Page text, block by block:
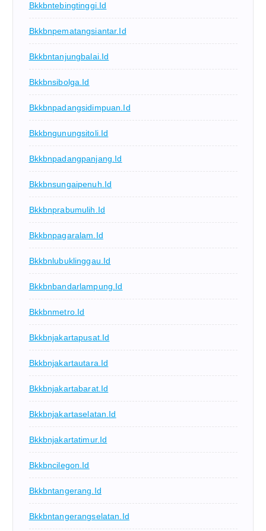
Bkkbntebingtinggi.id
Bkkbnpematangsiantar.id
Bkkbntanjungbalai.id
Bkkbnsibolga.id
Bkkbnpadangsidimpuan.id
Bkkbngunungsitoli.id
Bkkbnpadangpanjang.id
Bkkbnsungaipenuh.id
Bkkbnprabumulih.id
Bkkbnpagaralam.id
Bkkbnlubuklinggau.id
Bkkbnbandarlampung.id
Bkkbnmetro.id
Bkkbnjakartapusat.id
Bkkbnjakartautara.id
Bkkbnjakartabarat.id
Bkkbnjakartaselatan.id
Bkkbnjakartatimur.id
Bkkbncilegon.id
Bkkbntangerang.id
Bkkbntangerangselatan.id